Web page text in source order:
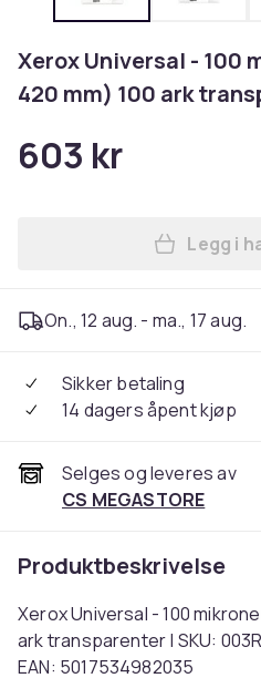
Xerox Universal - 100
420 mm) 100 ark
603 kr
Legg i
On., 12 aug. - ma., 17 aug.
Sikker betaling
14 dagers åpent kjøp
Selges og leveres av
CS MEGASTORE
Produktbeskrivelse
Xerox Universal - 100
ark transparenter | SKU:
EAN: 5017534982035